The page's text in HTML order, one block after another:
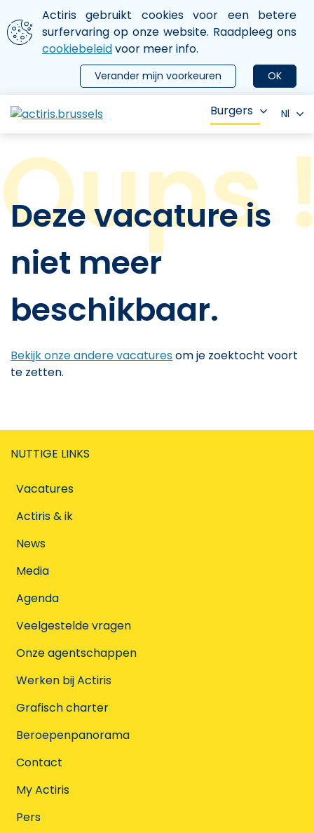
Aller au contenu principal
We gebruiken cookies
Actiris gebruikt cookies voor een betere
surfervaring op onze website. Raadpleeg ons
cookiebeleidvoor meer info.
OK
Verander mijn voorkeuren
le menu
Burgers Nl
Deze vacature is
niet meer
beschikbaar.
Bekijk onze andere vacaturesom je zoektocht voort
te zetten.
NUTTIGE LINKS
Vacatures
Actiris & ik
News
Media
Agenda
Veelgestelde vragen
Onze agentschappen
Werken bij Actiris
Grafisch charter
Beroepenpanorama
Contact
My Actiris
Pers